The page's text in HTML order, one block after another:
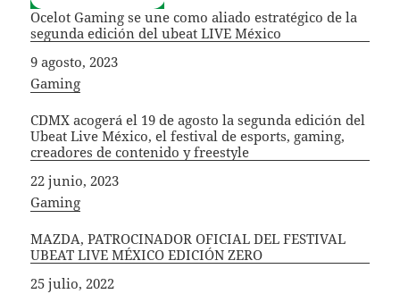
Ocelot Gaming se une como aliado estratégico de la
segunda edición del ubeat LIVE México
Fecha
9 agosto, 2023
In relation to
Gaming
CDMX acogerá el 19 de agosto la segunda edición del
Ubeat Live México, el festival de esports, gaming,
creadores de contenido y freestyle
Fecha
22 junio, 2023
In relation to
Gaming
MAZDA, PATROCINADOR OFICIAL DEL FESTIVAL
UBEAT LIVE MÉXICO EDICIÓN ZERO
Fecha
25 julio, 2022